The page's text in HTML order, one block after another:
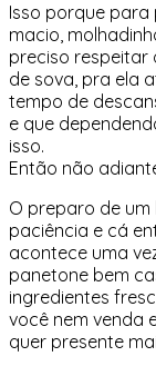
Isso porque para
macio,
preciso respeitar
de sova, pra ela
tempo de
e que
isso.
Então não
O preparo de
paciência e cá
acontece uma
panetone bem
ingredientes
você nem venda
quer presente